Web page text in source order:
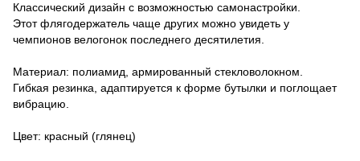
Классический дизайн с возможностью самонастройки.
Этот флягодержатель чаще других можно увидеть у
чемпионов велогонок последнего десятилетия.
Материал: полиамид, армированный стекловолокном.
Гибкая резинка, адаптируется к форме бутылки и поглощает
вибрацию.
Цвет: красный (глянец)